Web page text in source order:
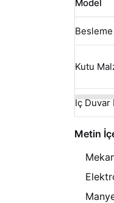
Model
Kutu
İç Duvar
Metin